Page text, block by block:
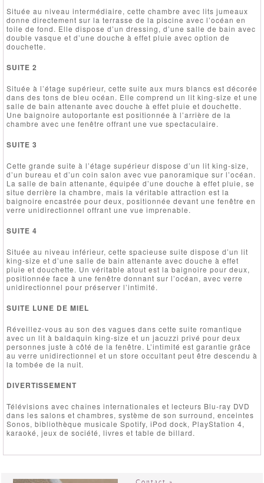
Située au niveau intermédiaire, cette chambre avec lits jumeaux
donne directement sur la terrasse de la piscine avec l’océan en
toile de fond. Elle dispose d’un dressing, d’une salle de bain avec
double vasque et d’une douche à effet pluie avec option de
douchette.
SUITE 2
Située à l’étage supérieur, cette suite aux murs blancs est décorée
dans des tons de bleu océan. Elle comprend un lit king-size et une
salle de bain attenante avec douche à effet pluie et douchette.
Une baignoire autoportante est positionnée à l’arrière de la
chambre avec une fenêtre offrant une vue spectaculaire.
SUITE 3
Cette grande suite à l’étage supérieur dispose d’un lit king-size,
d’un bureau et d’un coin salon avec vue panoramique sur l’océan.
La salle de bain attenante, équipée d’une douche à effet pluie, se
situe derrière la chambre, mais la véritable attraction est la
baignoire encastrée pour deux, positionnée devant une fenêtre en
verre unidirectionnel offrant une vue imprenable.
SUITE 4
Située au niveau inférieur, cette spacieuse suite dispose d’un lit
king-size et d’une salle de bain attenante avec douche à effet
pluie et douchette. Un véritable atout est la baignoire pour deux,
positionnée face à une fenêtre donnant sur l’océan, avec verre
unidirectionnel pour préserver l’intimité.
SUITE LUNE DE MIEL
Réveillez-vous au son des vagues dans cette suite romantique
avec un lit à baldaquin king-size et un jacuzzi privé pour deux
personnes juste à côté de la fenêtre. L’intimité est garantie grâce
au verre unidirectionnel et un store occultant peut être descendu à
la tombée de la nuit.
DIVERTISSEMENT
Télévisions avec chaînes internationales et lecteurs Blu-ray DVD
dans les salons et chambres, système de son surround, enceintes
Sonos, bibliothèque musicale Spotify, iPod dock, PlayStation 4,
karaoké, jeux de société, livres et table de billard.